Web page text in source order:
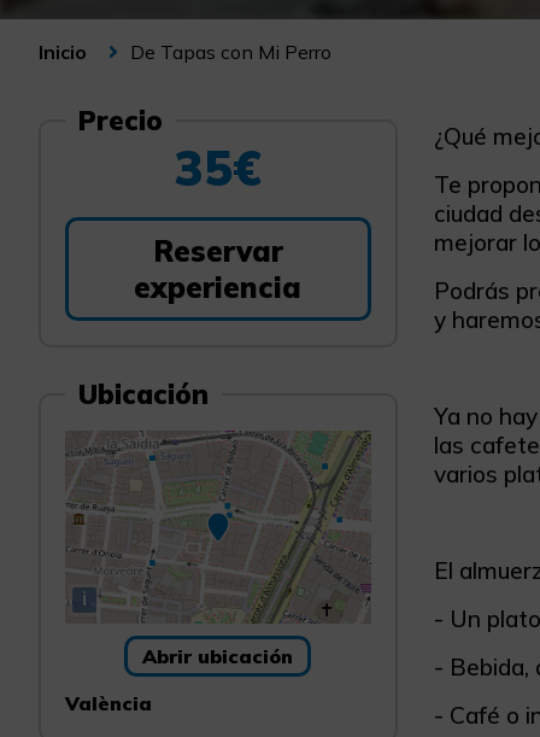
Inicio De Tapas con Mi Perro
Precio
35€
Reservar
experiencia
Ubicación
i
Abrir ubicación
València
¿Qué
Te
ciudad
mejorar
Podrás
y
Ya no
las
varios
El
- Un
- Bebida,
- Café o